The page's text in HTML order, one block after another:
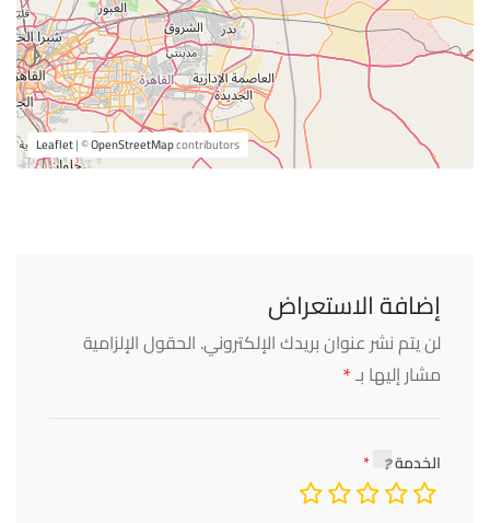
Leaflet| ©OpenStreetMapcontributors
إضافة الاستعراض
لن يتم نشر عنوان بريدك الإلكتروني. الحقول الإلزامية
مشار إليها بـ*
الخدمة